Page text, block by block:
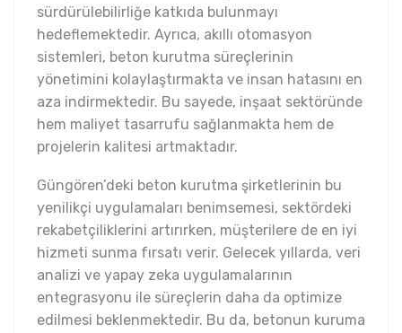
sürdürülebilirliğe katkıda bulunmayı
hedeflemektedir. Ayrıca, akıllı otomasyon
sistemleri, beton kurutma süreçlerinin
yönetimini kolaylaştırmakta ve insan hatasını en
aza indirmektedir. Bu sayede, inşaat sektöründe
hem maliyet tasarrufu sağlanmakta hem de
projelerin kalitesi artmaktadır.
Güngören’deki beton kurutma şirketlerinin bu
yenilikçi uygulamaları benimsemesi, sektördeki
rekabetçiliklerini artırırken, müşterilere de en iyi
hizmeti sunma fırsatı verir. Gelecek yıllarda, veri
analizi ve yapay zeka uygulamalarının
entegrasyonu ile süreçlerin daha da optimize
edilmesi beklenmektedir. Bu da, betonun kuruma